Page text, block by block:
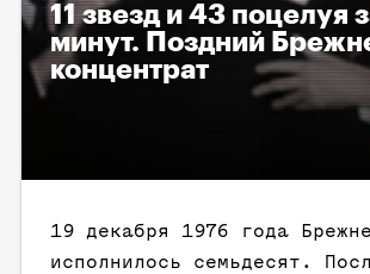
11 звезд и 43 поцелуя
минут. Поздний
концентрат
19 декабря 1976 года
исполнилось семьдесят.